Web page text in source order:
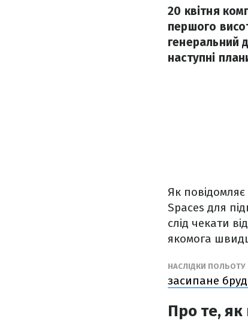
20 квітня
першого
генеральний
наступні
Як повідомляє
Spaces для
слід чекати
якомога
НАСЛІДКИ ПОЛЬОТУ
засипане
Про те,